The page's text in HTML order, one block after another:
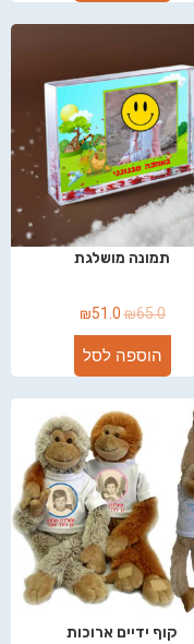
תמונה מושלגת
₪65.0
₪51.0
הוספה לסל
קוף ידיים ארוכות